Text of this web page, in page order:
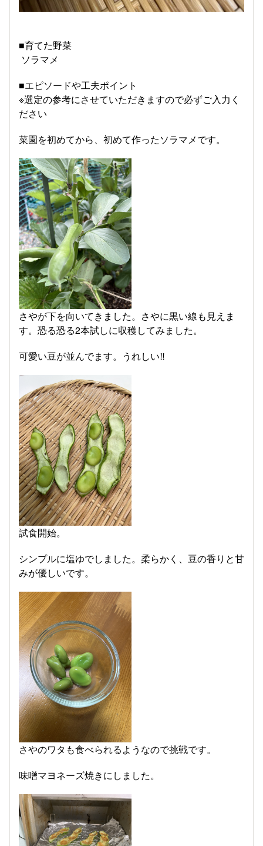
■育てた野菜
ソラマメ
■エピソードや工夫ポイント
※選定の参考にさせていただきますので必ずご入力く
ださい
菜園を初めてから、初めて作ったソラマメです。
さやが下を向いてきました。さやに黒い線も見えま
す。恐る恐る2本試しに収穫してみました。
可愛い豆が並んでます。うれしい‼
試食開始。
シンプルに塩ゆでしました。柔らかく、豆の香りと甘
みが優しいです。
さやのワタも食べられるようなので挑戦です。
味噌マヨネーズ焼きにしました。